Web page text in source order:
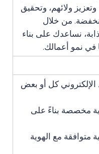
ولائهم، وتحقيق
من خلال
نساعدك على بناء
في نمو أعمالك.
كل أو بعض
مخصصة بناءً على
متوافقة مع الهوية